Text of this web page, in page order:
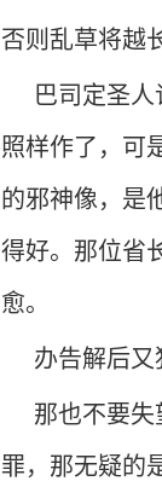
否则乱草将越
巴司定圣
照样作了，可
的邪神像，是
得好。那位省
愈。
办告解后又
那也不要
罪，那无疑的